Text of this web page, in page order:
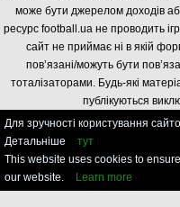
може бути джерелом доходів
ресурс football.ua не проводить
сайт не приймає ні в якій
пов’язані/можуть бути
тоталізаторами. Будь-які
публікуються
Для зручності користування
Детальніше
тут
This website uses cookies to
our website.
Learn more